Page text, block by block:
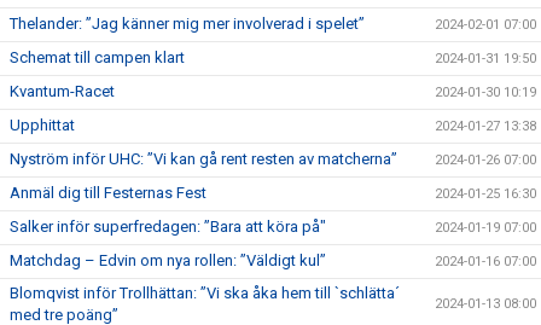
Thelander: ”Jag känner mig mer involverad i spelet” 2024-02-01 07:00
Schemat till campen klart 2024-01-31 19:50
Kvantum-Racet 2024-01-30 10:19
Upphittat 2024-01-27 13:38
Nyström inför UHC: ”Vi kan gå rent resten av matcherna” 2024-01-26 07:00
Anmäl dig till Festernas Fest 2024-01-25 16:30
Salker inför superfredagen: ”Bara att köra på" 2024-01-19 07:00
Matchdag – Edvin om nya rollen: ”Väldigt kul” 2024-01-16 07:00
Blomqvist inför Trollhättan: ”Vi ska åka hem till `schlätta´
med tre poäng”
2024-01-13 08:00